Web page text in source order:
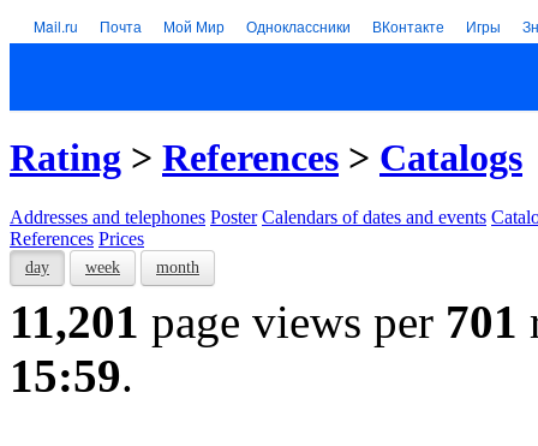
Mail.ru Почта Мой Мир Одноклассники ВКонтакте Игры
Rating > References > Catalogs
Addresses and telephones Poster Calendars of dates and events
References Prices
day week month
11,201 page views per 701
15:59.